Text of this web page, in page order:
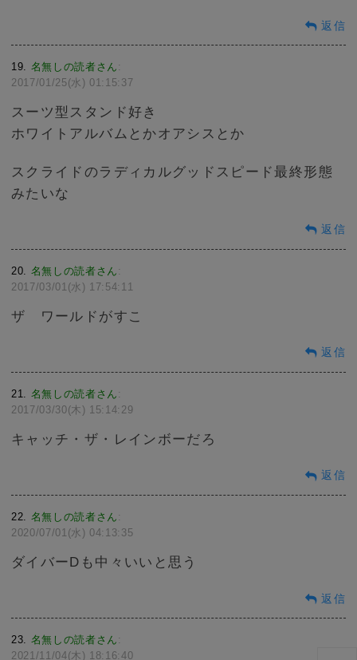
返信
19 名無しの読者さん :
2017/01/25(水) 01:15:37
スーツ型スタンド好き
ホワイトアルバムとかオアシスとか
スクライドのラディカルグッドスピード最終形態
みたいな
返信
20 名無しの読者さん :
2017/03/01(水) 17:54:11
ザ ワールドがすこ
返信
21 名無しの読者さん :
2017/03/30(木) 15:14:29
キャッチ・ザ・レインボーだろ
返信
22 名無しの読者さん :
2020/07/01(水) 04:13:35
ダイバーDも中々いいと思う
返信
23 名無しの読者さん :
2021/11/04(木) 18:16:40